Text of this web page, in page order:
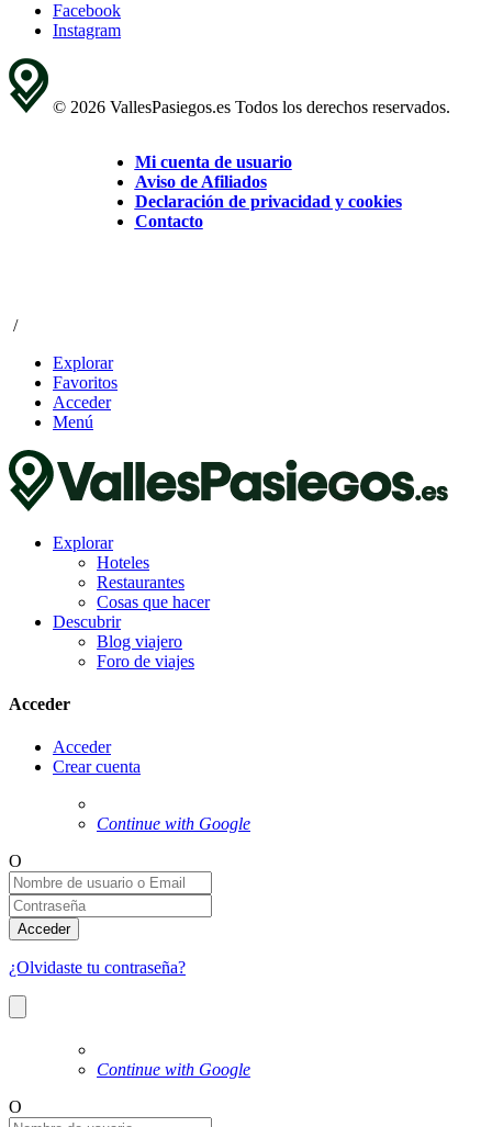
Facebook
Instagram
© 2026 VallesPasiegos.es Todos los derechos reservados.
Mi cuenta de usuario
Aviso de Afiliados
Declaración de privacidad y cookies
Contacto
/
Explorar
Favoritos
Acceder
Menú
Explorar
Hoteles
Restaurantes
Cosas que hacer
Descubrir
Blog viajero
Foro de viajes
Acceder
Acceder
Crear cuenta
Continue with Google
O
Acceder
¿Olvidaste tu contraseña?
Continue with Google
O